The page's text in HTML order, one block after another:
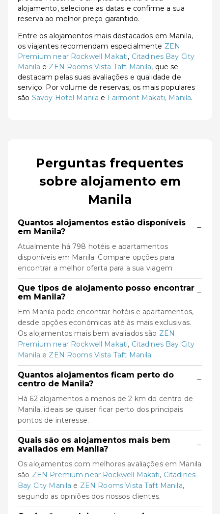
alojamento, selecione as datas e confirme a sua
reserva ao melhor preço garantido.
Entre os alojamentos mais destacados em Manila,
os viajantes recomendam especialmente ZEN
Premium near Rockwell Makati, Citadines Bay City
Manila e ZEN Rooms Vista Taft Manila, que se
destacam pelas suas avaliações e qualidade de
serviço. Por volume de reservas, os mais populares
são Savoy Hotel Manila e Fairmont Makati, Manila.
Perguntas frequentes
sobre alojamento em
Manila
Quantos alojamentos estão disponíveis
em Manila?
−
Atualmente há 798 hotéis e apartamentos
disponíveis em Manila. Compare opções para
encontrar a melhor oferta para a sua viagem.
Que tipos de alojamento posso encontrar
em Manila?
−
Em Manila pode encontrar hotéis e apartamentos,
desde opções económicas até às mais exclusivas.
Os alojamentos mais bem avaliados são ZEN
Premium near Rockwell Makati, Citadines Bay City
Manila e ZEN Rooms Vista Taft Manila.
Quantos alojamentos ficam perto do
centro de Manila?
−
Há 62 alojamentos a menos de 2 km do centro de
Manila, ideais se quiser ficar perto dos principais
pontos de interesse.
Quais são os alojamentos mais bem
avaliados em Manila?
−
Os alojamentos com melhores avaliações em Manila
são ZEN Premium near Rockwell Makati, Citadines
Bay City Manila e ZEN Rooms Vista Taft Manila,
segundo as opiniões dos nossos clientes.